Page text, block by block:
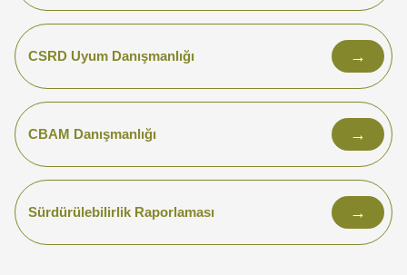
CSRD Uyum Danışmanlığı →
CBAM Danışmanlığı →
Sürdürülebilirlik Raporlaması →